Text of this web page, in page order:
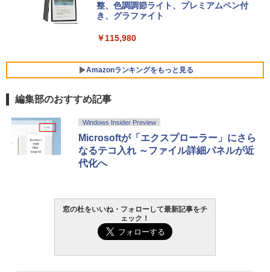
VWK3E15W_AZ
整、色調調節ライト、プレミアムペン付
き、グラファイト
￥115,980
Amazonランキングをもっと見る
編集部のおすすめ記事
Windows Insider Preview
Microsoftが「エクスプローラー」にさら
なるテコ入れ ～ファイル詳細パネルが近
代化へ
窓の杜をいいね・フォローして最新記事をチ
ェック！